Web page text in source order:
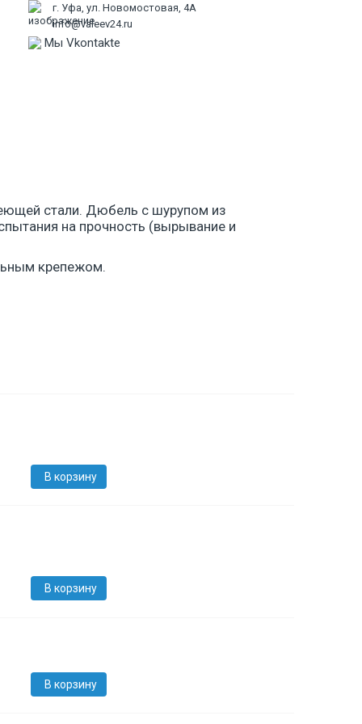
г. Уфа, ул. Новомостовая, 4А
info@valeev24.ru
Мы Vkontakte
стали. Дюбель с шурупом из
на прочность (вырывание и
крепежом.
В корзину
В корзину
В корзину